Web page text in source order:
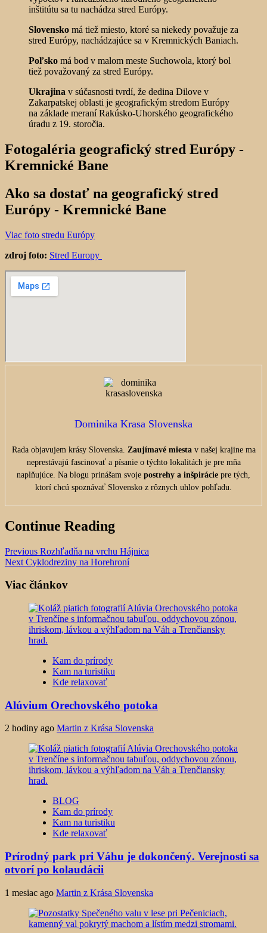
inštitútu sa tu nachádza stred Európy.
Slovensko má tiež miesto, ktoré sa niekedy považuje za
stred Európy, nachádzajúce sa v Kremnických Baniach.
Poľsko má bod v malom meste Suchowola, ktorý bol
tiež považovaný za stred Európy.
Ukrajina v súčasnosti tvrdí, že dedina Dilove v
Zakarpatskej oblasti je geografickým stredom Európy
na základe meraní Rakúsko-Uhorského geografického
úradu z 19. storočia.
Fotogaléria geografický stred Európy -
Kremnické Bane
Ako sa dostať na geografický stred
Európy - Kremnické Bane
Viac foto stredu Európy
zdroj foto: Stred Europy
Dominika Krasa Slovenska
Rada objavujem krásy Slovenska. Zaujímavé miestav našej krajine ma
neprestávajú fascinovať a písanie o týchto lokalitách je pre mňa
naplňujúce. Na blogu prinášam svoje postrehy a inšpirácie pre tých,
ktorí chcú spoznávať Slovensko z rôznych uhlov pohľadu.
Continue Reading
Previous Rozhľadňa na vrchu Hájnica
Next Cyklodreziny na Horehroní
Viac článkov
Kam do prírody
Kam na turistiku
Kde relaxovať
Alúvium Orechovského potoka
2 hodiny ago Martin z Krása Slovenska
BLOG
Kam do prírody
Kam na turistiku
Kde relaxovať
Prírodný park pri Váhu je dokončený. Verejnosti sa
otvorí po kolaudácii
1 mesiac ago Martin z Krása Slovenska